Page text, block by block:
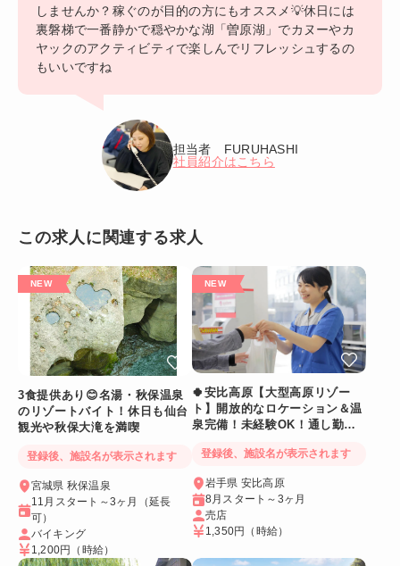
しませんか？稼ぐのが目的の方にもオススメ💡休日には
裏磐梯で一番静かで穏やかな湖「曽原湖」でカヌーやカ
ヤックのアクティビティで楽しんでリフレッシュするの
もいいですね
担当者 FURUHASHI
社員紹介はこちら
この求人に関連する求人
3食提供あり😊名湯・秋保温泉
のリゾートバイト！休日も仙台
観光や秋保大滝を満喫
登録後、施設名が表示されます
宮城県 秋保温泉
11月スタート～3ヶ月（延長
可）
バイキング
1,200円
（時給）
🍀安比高原【大型高原リゾー
ト】開放的なロケーション＆温
泉完備！未経験OK！通し勤務
登録後、施設名が表示されます
岩手県 安比高原
8月スタート～3ヶ月
売店
1,350円
（時給）